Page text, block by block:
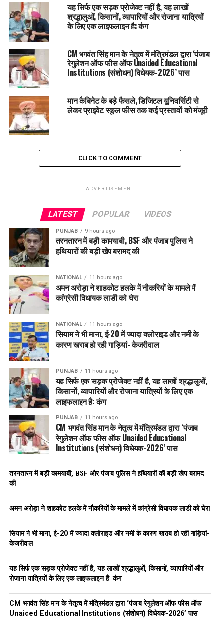
UP NEXT
Punjab-चंडीगढ़ में सर्द हवाओं का असर तेज, शीतलहर का प्रकोप
बढ़ा
DON'T MISS
Laharagaga में जल संसाधन विभाग की कार्रवाई, अवैध कब्जा हटाने
के दौरान तनाव
यह सिर्फ एक सड़क प्रोजेक्ट नहीं है, यह लाखों
श्रद्धालुओं, किसानों, व्यापारियों और रोजाना यात्रियों
के लिए एक लाइफलाइन है: कंग
CM भगवंत सिंह मान के नेतृत्व में मंत्रिमंडल द्वारा ‘पंजाब
रेगुलेशन ऑफ फीस ऑफ Unaided Educational
Institutions (संशोधन) विधेयक-2026’ पास
मान कैबिनेट के बड़े फैसले, डिजिटल यूनिवर्सिटी से
लेकर प्राइवेट स्कूल फीस तक कई प्रस्तावों को मंजूरी
CLICK TO COMMENT
ADVERTISEMENT
LATEST POPULAR VIDEOS
PUNJAB 9 hours ago
तरनतारन में बड़ी कामयाबी, BSF और पंजाब पुलिस ने
हथियारों की बड़ी खेप बरामद की
NATIONAL 11 hours ago
अमन अरोड़ा ने शाहकोट हलके में नौकरियों के मामले में
कांग्रेसी विधायक लाडी को घेरा
NATIONAL 11 hours ago
सियाम ने भी माना, ई-20 में ज्यादा क्लोराइड और नमी के
कारण खराब हो रही गाड़ियां- केजरीवाल
PUNJAB 11 hours ago
यह सिर्फ एक सड़क प्रोजेक्ट नहीं है, यह लाखों श्रद्धालुओं,
किसानों, व्यापारियों और रोजाना यात्रियों के लिए एक
लाइफलाइन है: कंग
PUNJAB 11 hours ago
CM भगवंत सिंह मान के नेतृत्व में मंत्रिमंडल द्वारा ‘पंजाब
रेगुलेशन ऑफ फीस ऑफ Unaided Educational
Institutions (संशोधन) विधेयक-2026’ पास
तरनतारन में बड़ी कामयाबी, BSF और पंजाब पुलिस ने हथियारों की बड़ी खेप बरामद
की
अमन अरोड़ा ने शाहकोट हलके में नौकरियों के मामले में कांग्रेसी विधायक लाडी को घेरा
सियाम ने भी माना, ई-20 में ज्यादा क्लोराइड और नमी के कारण खराब हो रही गाड़ियां-
केजरीवाल
यह सिर्फ एक सड़क प्रोजेक्ट नहीं है, यह लाखों श्रद्धालुओं, किसानों, व्यापारियों और
रोजाना यात्रियों के लिए एक लाइफलाइन है: कंग
CM भगवंत सिंह मान के नेतृत्व में मंत्रिमंडल द्वारा ‘पंजाब रेगुलेशन ऑफ फीस ऑफ
Unaided Educational Institutions (संशोधन) विधेयक-2026’ पास